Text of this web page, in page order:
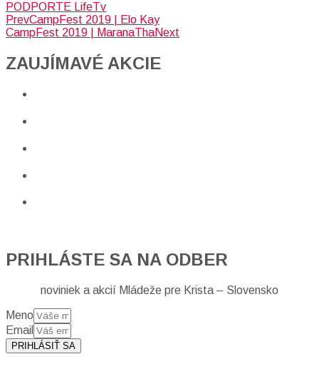
PODPORTE LifeTv
PrevCampFest 2019 | Elo Kay
CampFest 2019 | MaranaThaNext
ZAUJÍMAVÉ AKCIE​
PRIHLÁSTE SA NA ODBER
noviniek a akcií Mládeže pre Krista – Slovensko
Meno
Email
PRIHLÁSIŤ SA